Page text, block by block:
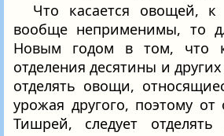
Что касается овощей,
вообще неприменимы, то
Новым годом в том, что
отделения десятины и
отделять овощи,
урожая другого, поэтому
Тишрей, следует